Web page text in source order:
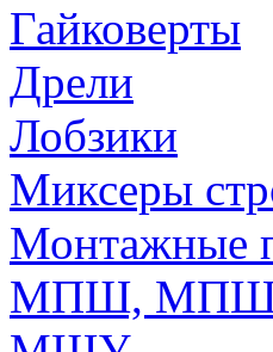
Гайковерты
Дрели
Лобзики
Миксеры
Монтажные
МПШ,